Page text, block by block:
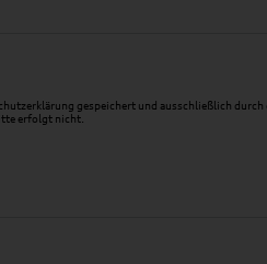
gespeichert und ausschließlich
erfolgt nicht.